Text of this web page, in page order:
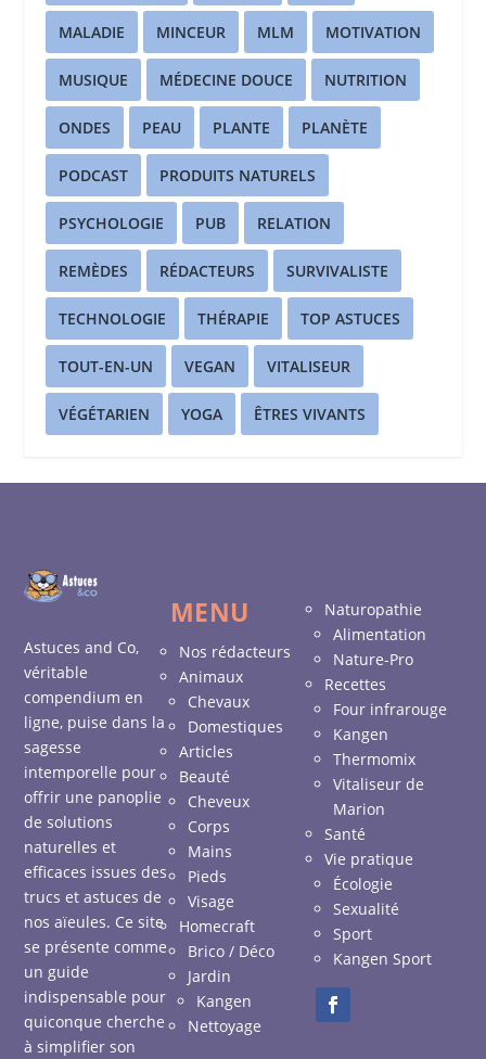
MALADIE MINCEUR MLM MOTIVATION
MUSIQUE MÉDECINE DOUCE NUTRITION
ONDES PEAU PLANTE PLANÈTE
PODCAST PRODUITS NATURELS
PSYCHOLOGIE PUB RELATION
REMÈDES RÉDACTEURS SURVIVALISTE
TECHNOLOGIE THÉRAPIE TOP ASTUCES
TOUT-EN-UN VEGAN VITALISEUR
VÉGÉTARIEN YOGA ÊTRES VIVANTS
Astuces and Co,
véritable
compendium en
ligne, puise dans la
sagesse
intemporelle pour
offrir une panoplie
de solutions
naturelles et
efficaces issues des
trucs et astuces de
nos aïeules. Ce site
se présente comme
un guide
indispensable pour
quiconque cherche
à simplifier son
MENU
Nos rédacteurs
Animaux
Chevaux
Domestiques
Articles
Beauté
Cheveux
Corps
Mains
Pieds
Visage
Homecraft
Brico / Déco
Jardin
Kangen
Nettoyage
Naturopathie
Alimentation
Nature-Pro
Recettes
Four infrarouge
Kangen
Thermomix
Vitaliseur de
Marion
Santé
Vie pratique
Écologie
Sexualité
Sport
Kangen Sport